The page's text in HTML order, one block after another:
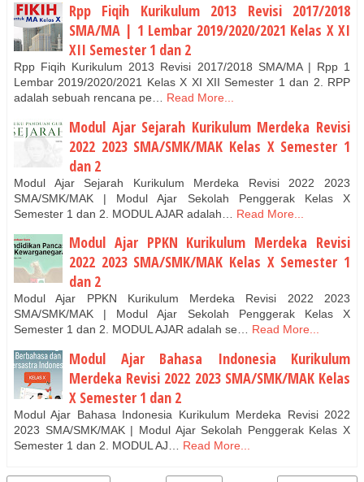
Rpp Fiqih Kurikulum 2013 Revisi 2017/2018
SMA/MA | 1 Lembar 2019/2020/2021 Kelas X XI
XII Semester 1 dan 2
Rpp Fiqih Kurikulum 2013 Revisi 2017/2018 SMA/MA | Rpp 1
Lembar 2019/2020/2021 Kelas X XI XII Semester 1 dan 2. RPP
adalah sebuah rencana pe… Read More...
Modul Ajar Sejarah Kurikulum Merdeka Revisi
2022 2023 SMA/SMK/MAK Kelas X Semester 1
dan 2
Modul Ajar Sejarah Kurikulum Merdeka Revisi 2022 2023
SMA/SMK/MAK | Modul Ajar Sekolah Penggerak Kelas X
Semester 1 dan 2. MODUL AJAR adalah…
Read More...
Modul Ajar PPKN Kurikulum Merdeka Revisi
2022 2023 SMA/SMK/MAK Kelas X Semester 1
dan 2
Modul Ajar PPKN Kurikulum Merdeka Revisi 2022 2023
SMA/SMK/MAK | Modul Ajar Sekolah Penggerak Kelas X
Semester 1 dan 2. MODUL AJAR adalah se… Read More...
Modul Ajar Bahasa Indonesia Kurikulum
Merdeka Revisi 2022 2023 SMA/SMK/MAK Kelas
X Semester 1 dan 2
Modul Ajar Bahasa Indonesia Kurikulum Merdeka Revisi 2022
2023 SMA/SMK/MAK | Modul Ajar Sekolah Penggerak Kelas X
Semester 1 dan 2. MODUL AJ…
Read More...